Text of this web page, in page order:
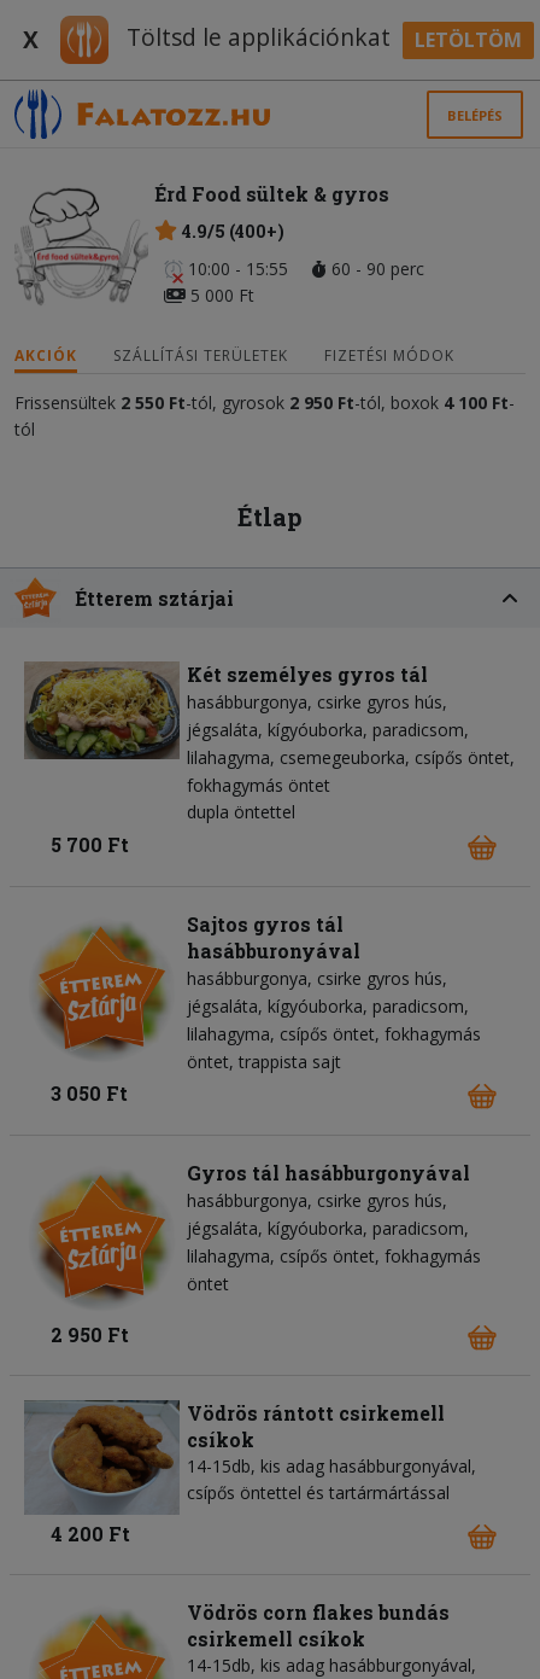
X Töltsd le applikációnkat LETÖLTÖM
BELÉPÉS
Érd Food sültek & gyros
4.9/5 (400+)
10:00 - 15:55
60 - 90 perc
5 000 Ft
AKCIÓK SZÁLLÍTÁSI TERÜLETEK FIZETÉSI MÓDOK
Frissensültek 2 550 Ft-tól, gyrosok 2 950 Ft-tól, boxok 4 100 Ft-
tól
Étlap
Étterem sztárjai
Két személyes gyros tál
hasábburgonya csirke gyros hús
jégsaláta kígyóuborka paradicsom
lilahagyma csemegeuborka csípős öntet
fokhagymás öntet
dupla öntettel
5 700 Ft
Sajtos gyros tál
hasábburonyával
hasábburgonya csirke gyros hús
jégsaláta kígyóuborka paradicsom
lilahagyma csípős öntet fokhagymás
öntet trappista sajt
3 050 Ft
Gyros tál hasábburgonyával
hasábburgonya csirke gyros hús
jégsaláta kígyóuborka paradicsom
lilahagyma csípős öntet fokhagymás
öntet
2 950 Ft
Vödrös rántott csirkemell
csíkok
14-15db, kis adag hasábburgonyával,
csípős öntettel és tartármártással
4 200 Ft
Vödrös corn flakes bundás
csirkemell csíkok
14-15db, kis adag hasábburgonyával,